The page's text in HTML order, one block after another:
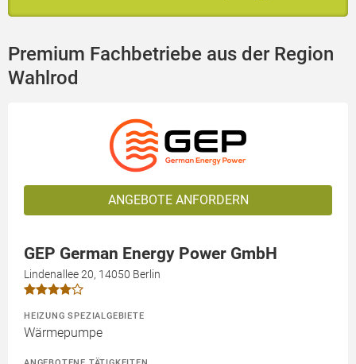
Premium Fachbetriebe aus der Region
Wahlrod
ANGEBOTE ANFORDERN
GEP German Energy Power GmbH
Lindenallee 20, 14050 Berlin
HEIZUNG SPEZIALGEBIETE
Wärmepumpe